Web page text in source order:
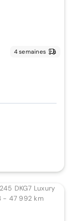
4 semaines